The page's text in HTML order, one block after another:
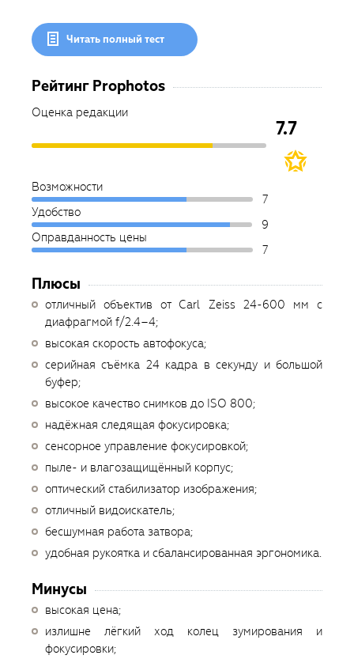
Читать полный тест
Рейтинг Prophotos
Оценка редакции
7.7
Возможности
7
Удобство
9
Оправданность цены
7
Плюсы
отличный объектив от Carl Zeiss 24-600 мм с
диафрагмой f/2.4–4;
высокая скорость автофокуса;
серийная съёмка 24 кадра в секунду и большой
буфер;
высокое качество снимков до ISO 800;
надёжная следящая фокусировка;
сенсорное управление фокусировкой;
пыле- и влагозащищённый корпус;
оптический стабилизатор изображения;
отличный видоискатель;
бесшумная работа затвора;
удобная рукоятка и сбалансированная эргономика.
Минусы
высокая цена;
излишне лёгкий ход колец зумирования и
фокусировки;